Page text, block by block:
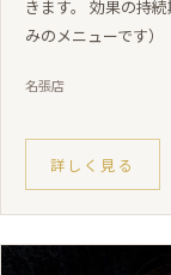
きます。 効果の持
みのメニューです）
名張店
詳しく見る